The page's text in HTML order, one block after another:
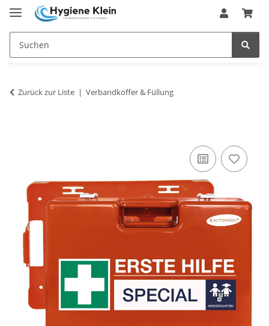
Zurück zur Liste Verbandkoffer & Füllung